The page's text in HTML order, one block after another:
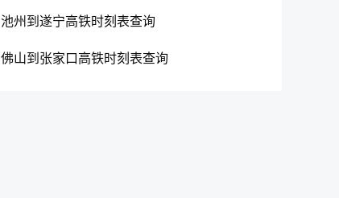
池州到遂宁高铁时刻表查询
佛山到张家口高铁时刻表查询